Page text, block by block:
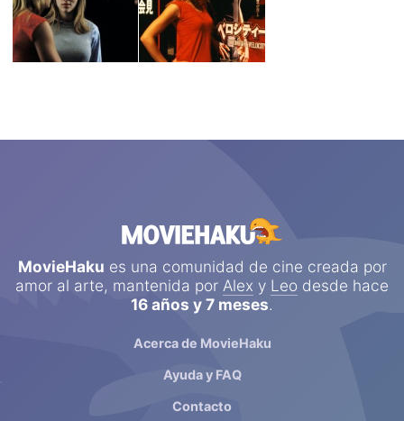
MovieHaku es una comunidad de cine creada por
amor al arte, mantenida por Alex y Leo desde hace
16 años y 7 meses.
Acerca de MovieHaku
Ayuda y FAQ
Contacto